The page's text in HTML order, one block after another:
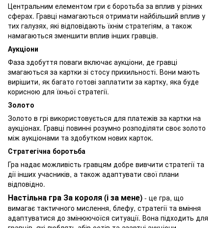
Центральним елементом гри є боротьба за вплив у різних
сферах. Гравці намагаються отримати найбільший вплив у
тих галузях, які відповідають їхнім стратегіям, а також
намагаються зменшити вплив інших гравців.
Аукціони
Фаза здобуття поваги включає аукціони, де гравці
змагаються за картки зі стосу прихильності. Вони мають
вирішити, як багато готові заплатити за картку, яка буде
корисною для їхньої стратегії.
Золото
Золото в грі використовується для платежів за картки на
аукціонах. Гравці повинні розумно розподіляти своє золото
між аукціонами та здобутком нових карток.
Стратегічна боротьба
Гра надає можливість гравцям добре вивчити стратегії та
дії інших учасників, а також адаптувати свої плани
відповідно.
Настільна гра За короля (і за мене) - це гра, що
вимагає тактичного мислення, блефу, стратегії та вміння
адаптуватися до змінюючоїся ситуації. Вона підходить для